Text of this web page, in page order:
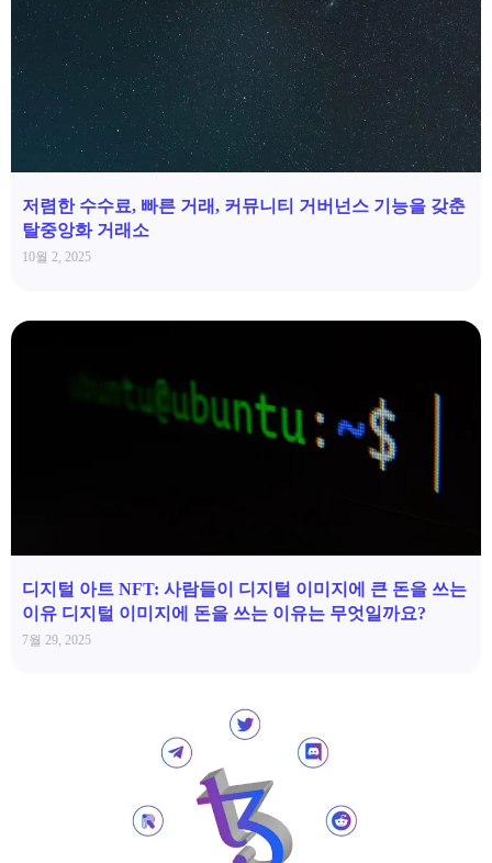
저렴한 수수료, 빠른 거래, 커뮤니티 거버넌스 기능을 갖춘
탈중앙화 거래소
10월 2, 2025
디지털 아트 NFT: 사람들이 디지털 이미지에 큰 돈을 쓰는
이유 디지털 이미지에 돈을 쓰는 이유는 무엇일까요?
7월 29, 2025